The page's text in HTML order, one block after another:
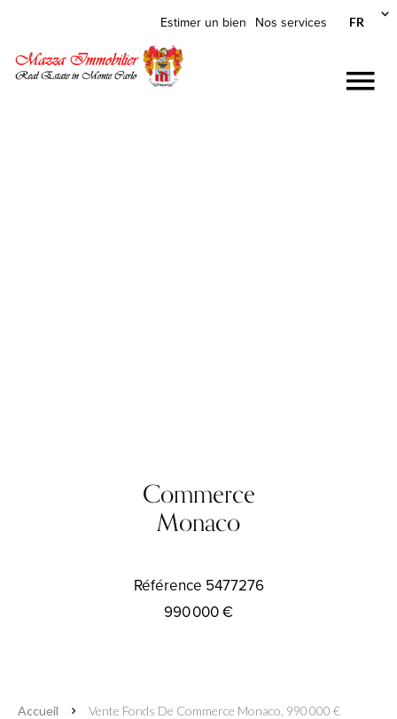
Estimer un bien Nos services FR
Commerce
Monaco
Référence 5477276
990 000 €
Accueil Vente Fonds De Commerce Monaco, 990 000 €